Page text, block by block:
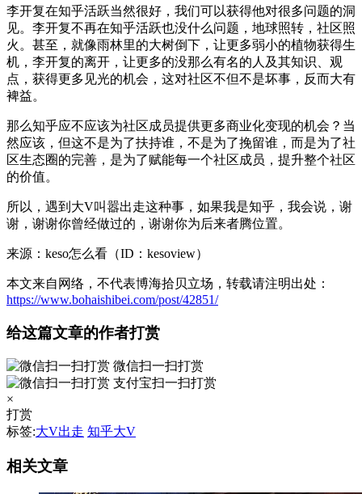
李开复在知乎活跃当然很好，我们可以获得他对很多问题的洞
见。李开复不再在知乎活跃也没什么问题，地球照转，社区照
火。甚至，就像雨林里的大树倒下，让更多弱小的植物获得生
机，李开复的离开，让更多的没那么有名的人及其知识、观
点，获得更多见光的机会，这对社区不但不是坏事，反而大有
裨益。
那么知乎应不应该为社区成员提供更多商业化变现的机会？当
然应该，但这不是为了扶持谁，不是为了挽留谁，而是为了社
区生态圈的完善，是为了赋能每一个社区成员，提升整个社区
的价值。
所以，遇到大V叫嚣出走这种事，如果我是知乎，我会说，谢
谢，谢谢你曾经做过的，谢谢你为后来者腾位置。
来源：keso怎么看（ID：kesoview）
本文来自网络，不代表博海拾贝立场，转载请注明出处：
https://www.bohaishibei.com/post/42851/
给这篇文章的作者打赏
微信扫一扫打赏
支付宝扫一扫打赏
×
打赏
标签:大V出走 知乎大V
相关文章